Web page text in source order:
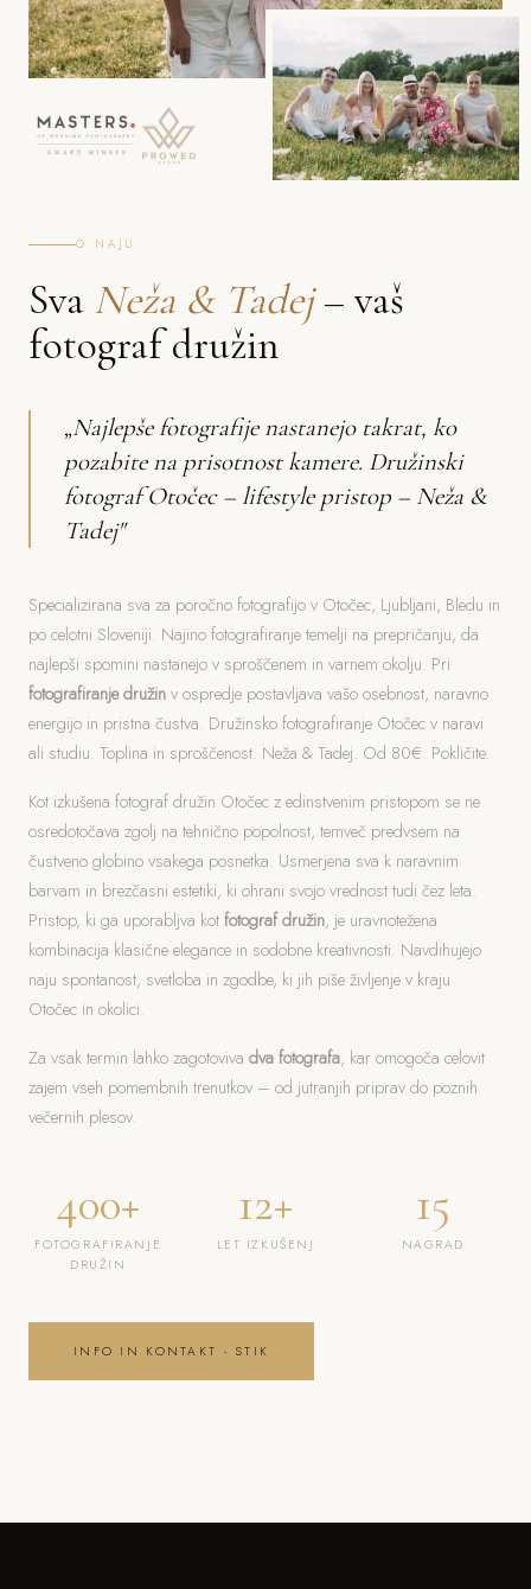
O NAJU
Sva Neža & Tadej– vaš
fotograf družin
„Najlepše fotografije nastanejo takrat, ko
pozabite na prisotnost kamere. Družinski
fotograf Otočec – lifestyle pristop – Neža &
Tadej"
Specializirana sva za poročno fotografijo v Otočec, Ljubljani, Bledu in
po celotni Sloveniji. Najino fotografiranje temelji na prepričanju, da
najlepši spomini nastanejo v sproščenem in varnem okolju. Pri
fotografiranje družin v ospredje postavljava vašo osebnost, naravno
energijo in pristna čustva. Družinsko fotografiranje Otočec v naravi
ali studiu. Toplina in sproščenost. Neža & Tadej. Od 80€. Pokličite.
Kot izkušena fotograf družin Otočec z edinstvenim pristopom se ne
osredotočava zgolj na tehnično popolnost, temveč predvsem na
čustveno globino vsakega posnetka. Usmerjena sva k naravnim
barvam in brezčasni estetiki, ki ohrani svojo vrednost tudi čez leta.
Pristop, ki ga uporabljva kot fotograf družin, je uravnotežena
kombinacija klasične elegance in sodobne kreativnosti. Navdihujejo
naju spontanost, svetloba in zgodbe, ki jih piše življenje v kraju
Otočec in okolici.
Za vsak termin lahko zagotoviva dva fotografa, kar omogoča celovit
zajem vseh pomembnih trenutkov – od jutranjih priprav do poznih
večernih plesov.
400+
FOTOGRAFIRANJE
DRUŽIN
12+
LET IZKUŠENJ
15
NAGRAD
INFO IN KONTAKT - STIK